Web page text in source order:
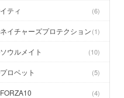
イティ 6
ネイチャーズプロテクション 1
ソウルメイト 10
プロベット 5
FORZA10 4